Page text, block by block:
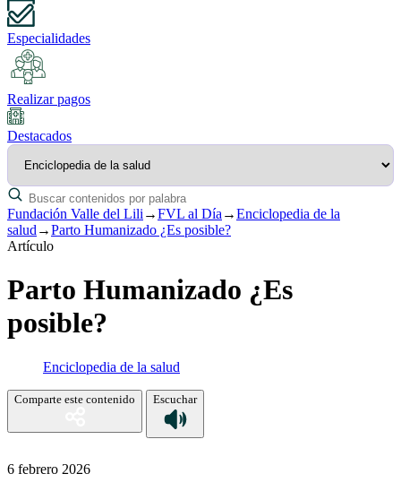
Especialidades
Realizar pagos
Destacados
Fundación Valle del Lili →FVL al Día →Enciclopedia de la
salud →Parto Humanizado ¿Es posible?
Artículo
Parto Humanizado ¿Es
posible?
Enciclopedia de la salud
Comparte este contenido Escuchar
6 febrero 2026